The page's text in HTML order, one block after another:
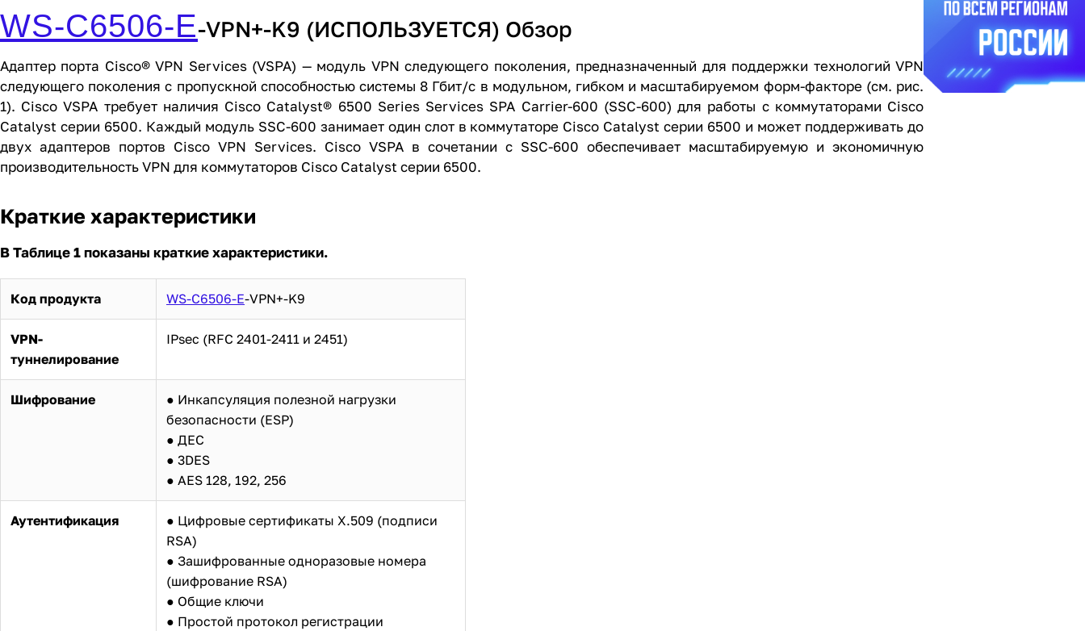
WS-C6506-E-VPN+-K9 (ИСПОЛЬЗУЕТСЯ) Обзор
Адаптер порта Cisco® VPN Services (VSPA) — модуль VPN следующего поколения, предназначенный для поддержки технологий VPN
следующего поколения с пропускной способностью системы 8 Гбит/с в модульном, гибком и масштабируемом форм-факторе (см. рис.
1). Cisco VSPA требует наличия Cisco Catalyst® 6500 Series Services SPA Carrier-600 (SSC-600) для работы с коммутаторами Cisco
Catalyst серии 6500. Каждый модуль SSC-600 занимает один слот в коммутаторе Cisco Catalyst серии 6500 и может поддерживать до
двух адаптеров портов Cisco VPN Services. Cisco VSPA в сочетании с SSC-600 обеспечивает масштабируемую и экономичную
производительность VPN для коммутаторов Cisco Catalyst серии 6500.
Краткие характеристики
В Таблице 1 показаны краткие характеристики.
Код продукта WS-C6506-E-VPN+-K9
VPN-
туннелирование
IPsec (RFC 2401-2411 и 2451)
Шифрование
● Инкапсуляция полезной нагрузки
безопасности (ESP)
● ДЕС
● 3DES
● AES 128, 192, 256
Аутентификация
● Цифровые сертификаты X.509 (подписи
RSA)
● Зашифрованные одноразовые номера
(шифрование RSA)
● Общие ключи
● Простой протокол регистрации